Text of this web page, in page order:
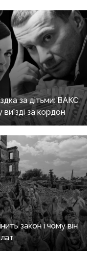
за дітьми: ВАКС
за кордон
закон і чому він